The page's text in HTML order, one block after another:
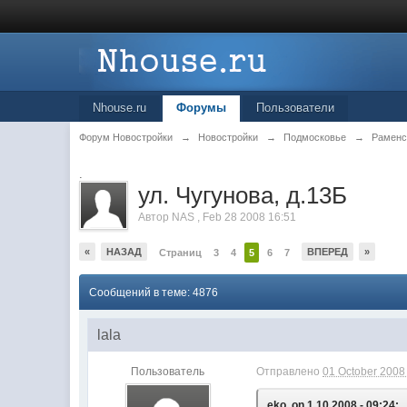
Nhouse.ru Форумы Пользователи
Форум Новостройки → Новостройки → Подмосковье →
.
ул. Чугунова, д.13Б
Автор NAS , Feb 28 2008 16:51
« НАЗАД Страниц 3 4 5 6 7 ВПЕРЕД »
Сообщений в теме: 4876
lala
Пользователь Отправлено01 October 2008